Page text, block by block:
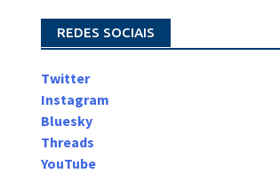
REDES SOCIAIS
Twitter
Instagram
Bluesky
Threads
YouTube